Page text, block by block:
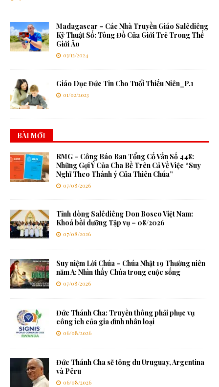
Madagascar – Các Nhà Truyền Giáo Salêdiêng
Kỹ Thuật Số: Tông Đồ Của Giới Trẻ Trong Thế
Giới Ảo
03/12/2024
Giáo Dục Đức Tin Cho Tuổi Thiếu Niên_P.1
01/02/2023
BÀI MỚI
RMG – Công Báo Ban Tổng Cố Vấn Số 448:
Những Gợi Ý Của Cha Bề Trên Cả Về Việc “Suy
Nghĩ Theo Thánh ý Của Thiên Chúa”
07/08/2026
Tỉnh dòng Salêdiêng Don Bosco Việt Nam:
Khoá bồi dưỡng Tập vụ – 08/2026
07/08/2026
Suy niệm Lời Chúa – Chúa Nhật 19 Thường niên
năm A: Nhìn thấy Chúa trong cuộc sống
07/08/2026
Đức Thánh Cha: Truyền thông phải phục vụ
công ích của gia đình nhân loại
06/08/2026
Đức Thánh Cha sẽ tông du Uruguay, Argentina
và Pêru
06/08/2026